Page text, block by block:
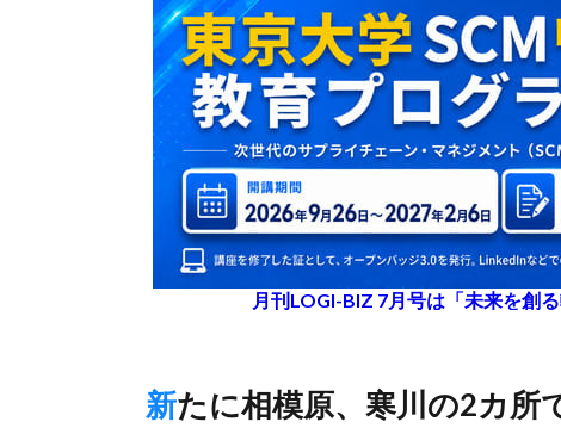
月刊LOGI-BIZ 7月号は「未来を創
新たに相模原、寒川の2カ所